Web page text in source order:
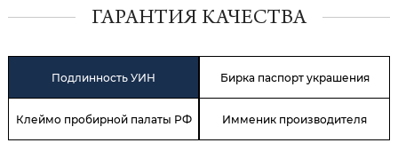
ГАРАНТИЯ КАЧЕСТВА
Подлинность УИН Бирка паспорт украшения
Клеймо пробирной палаты РФ Имменик производителя